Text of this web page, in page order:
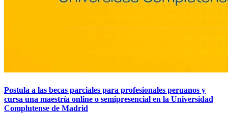
Postula a las becas parciales para profesionales peruanos y
cursa una maestría online o semipresencial en la Universidad
Complutense de Madrid